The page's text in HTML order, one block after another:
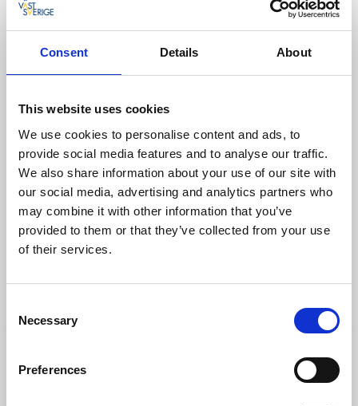
Consent Details About
This website uses cookies
We use cookies to personalise content and ads, to
provide social media features and to analyse our traffic.
We also share information about your use of our site with
our social media, advertising and analytics partners who
may combine it with other information that you’ve
provided to them or that they’ve collected from your use
of their services.
Selection
Necessary
Preferences
Shopping
Mariestads Marina AB